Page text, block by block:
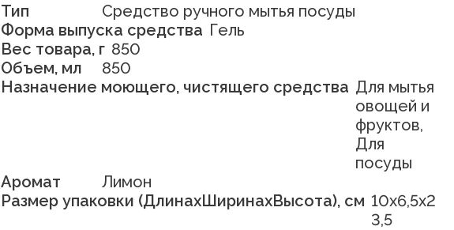
Тип
Средство ручного мытья посуды
Форма выпуска средства Гель
Вес товара, г 850
Объем, мл
850
Назначение моющего, чистящего средства Для мытья
овощей и
фруктов,
Для
посуды
Аромат
Лимон
Размер упаковки (ДлинахШиринахВысота), см 10х6,5х2
3,5